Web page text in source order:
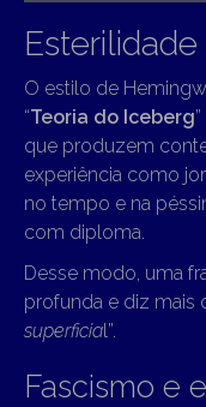
O estilo de
“Teoria do Iceberg
que produzem
experiência como
no tempo e na
com diploma.
Desse modo, uma
profunda e diz mais
superficial”.
Fascismo e